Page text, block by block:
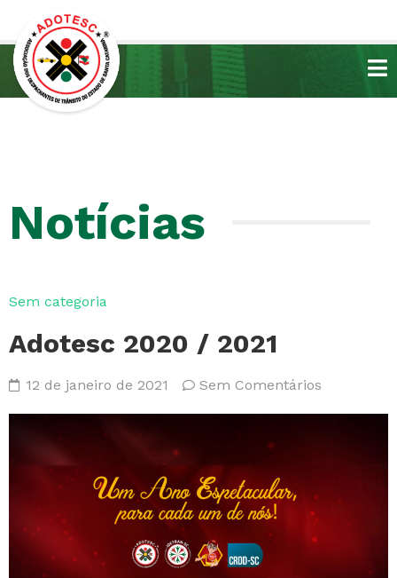
Notícias
Sem categoria
Adotesc 2020 / 2021
12 de janeiro de 2021 Sem Comentários